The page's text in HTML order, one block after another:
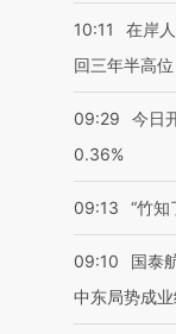
10:11
在岸
回三年半高位
09:29
今日
0.36%
09:13 “竹知
09:10
国泰
中东局势成业